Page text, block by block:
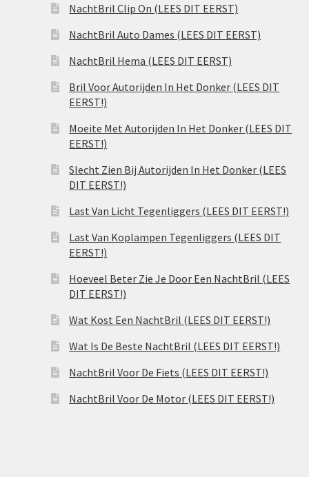
NachtBril Clip On (LEES DIT EERST)
NachtBril Auto Dames (LEES DIT EERST)
NachtBril Hema (LEES DIT EERST)
Bril Voor Autorijden In Het Donker (LEES DIT
EERST!)
Moeite Met Autorijden In Het Donker (LEES DIT
EERST!)
Slecht Zien Bij Autorijden In Het Donker (LEES
DIT EERST!)
Last Van Licht Tegenliggers (LEES DIT EERST!)
Last Van Koplampen Tegenliggers (LEES DIT
EERST!)
Hoeveel Beter Zie Je Door Een NachtBril (LEES
DIT EERST!)
Wat Kost Een NachtBril (LEES DIT EERST!)
Wat Is De Beste NachtBril (LEES DIT EERST!)
NachtBril Voor De Fiets (LEES DIT EERST!)
NachtBril Voor De Motor (LEES DIT EERST!)